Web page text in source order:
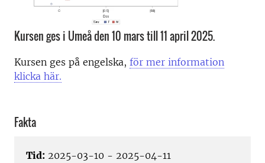
Kursen ges i Umeå den 10 mars till 11 april 2025.
Kursen ges på engelska, för mer information
klicka här.
Fakta
Tid: 2025-03-10 - 2025-04-11